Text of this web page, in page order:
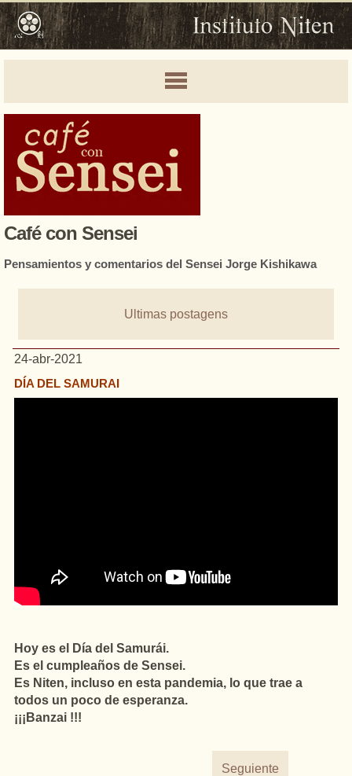
Café con Sensei
Pensamientos y comentarios del Sensei Jorge Kishikawa
Ultimas postagens
24-abr-2021
DÍA DEL SAMURAI
Hoy es el Día del Samurái.
Es el cumpleaños de Sensei.
Es Niten, incluso en esta pandemia, lo que trae a
todos un poco de esperanza.
¡¡¡Banzai !!!
Seguiente